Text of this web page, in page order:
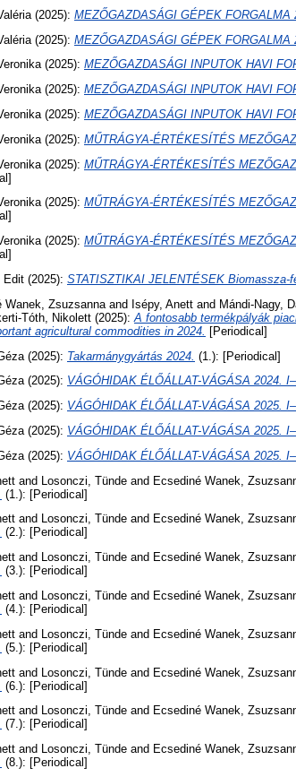
(2025): MEZŐGAZDASÁGI GÉPEK FORGALMA
(2025): MEZŐGAZDASÁGI GÉPEK FORGALMA
(2025): MEZŐGAZDASÁGI INPUTOK HAVI
(2025): MEZŐGAZDASÁGI INPUTOK HAVI
(2025): MEZŐGAZDASÁGI INPUTOK HAVI
(2025): MŰTRÁGYA-ÉRTÉKESÍTÉS
(2025): MŰTRÁGYA-ÉRTÉKESÍTÉS
(2025): MŰTRÁGYA-ÉRTÉKESÍTÉS
(2025): MŰTRÁGYA-ÉRTÉKESÍTÉS
Edit (2025): STATISZTIKAI JELENTÉSEK Biomassza-
Wanek, Zsuzsanna and Isépy, Anett and Mándi-Nagy,
Tóth, Nikolett (2025): A fontosabb termékpályák
agricultural commodities in 2024.
[Periodical]
(2025): Takarmánygyártás 2024. (1.): [Periodical]
(2025): VÁGÓHIDAK ÉLŐÁLLAT-VÁGÁSA 2024.
(2025): VÁGÓHIDAK ÉLŐÁLLAT-VÁGÁSA 2025.
(2025): VÁGÓHIDAK ÉLŐÁLLAT-VÁGÁSA 2025.
(2025): VÁGÓHIDAK ÉLŐÁLLAT-VÁGÁSA 2025.
and Losonczi, Tünde and Ecsediné Wanek,
(1.): [Periodical]
and Losonczi, Tünde and Ecsediné Wanek,
(2.): [Periodical]
and Losonczi, Tünde and Ecsediné Wanek,
(3.): [Periodical]
and Losonczi, Tünde and Ecsediné Wanek,
(4.): [Periodical]
and Losonczi, Tünde and Ecsediné Wanek,
(5.): [Periodical]
and Losonczi, Tünde and Ecsediné Wanek,
(6.): [Periodical]
and Losonczi, Tünde and Ecsediné Wanek,
(7.): [Periodical]
and Losonczi, Tünde and Ecsediné Wanek,
(8.): [Periodical]